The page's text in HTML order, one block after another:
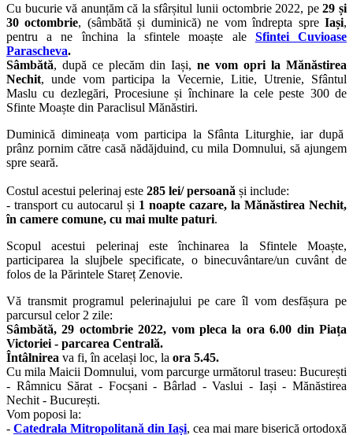
Cu bucurie vă anunțăm că la sfârșitul lunii octombrie 2022, pe29 și
30 octombrie, (sâmbătă și duminică) ne vom îndrepta spreIași,
pentru a ne închina la sfintele moaște ale Sfintei Cuvioase
Parascheva.
Sâmbătă, după ce plecăm din Iași, ne vom opri la Mănăstirea
Nechit, unde vom participa la Vecernie, Litie, Utrenie, Sfântul
Maslu cu dezlegări, Procesiune și închinare la cele peste 300 de
Sfinte Moaște din Paraclisul Mănăstiri.
Duminică dimineața vom participa la Sfânta Liturghie, iar după
prânz pornim către casă nădăjduind, cu mila Domnului, să ajungem
spre seară.
Costul acestui pelerinaj este 285 lei/ persoană și include:
- transport cu autocarul și 1 noapte cazare, la Mănăstirea Nechit,
în camere comune, cu mai multe paturi.
Scopul acestui pelerinaj este închinarea la Sfintele Moaște,
participarea la slujbele specificate, o binecuvântare/un cuvânt de
folos de la Părintele Stareț Zenovie.
Vă transmit programul pelerinajului pe care îl vom desfășura pe
parcursul celor 2 zile:
Sâmbătă, 29 octombrie 2022, vom pleca la ora 6.00 din Piața
Victoriei - parcarea Centrală.
Întâlnirea va fi, în același loc, la ora 5.45.
Cu mila Maicii Domnului, vom parcurge următorul traseu: București
- Râmnicu Sărat - Focșani - Bârlad - Vaslui - Iași - Mănăstirea
Nechit - București.
Vom poposi la:
- Catedrala Mitropolitană din Iași, cea mai mare biserică ortodoxă